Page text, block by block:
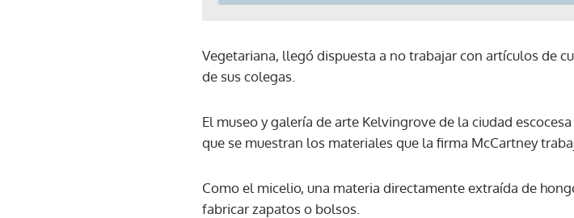
Gracias por suscribirte a
Vegetariana, llegó dispuesta a no trabajar con artículos de
de sus colegas.
El museo y galería de arte Kelvingrove de la ciudad
que se muestran los materiales que la firma McCartney
Como el micelio, una materia directamente extraída de
fabricar zapatos o bolsos.